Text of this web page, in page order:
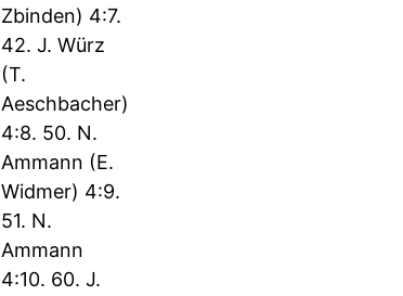
Zbinden) 4:7.
42. J. Würz
(T.
Aeschbacher)
4:8. 50. N.
Ammann (E.
Widmer) 4:9.
51. N.
Ammann
4:10. 60. J.